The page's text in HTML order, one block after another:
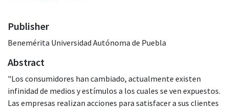
Publisher
Benemérita Universidad Autónoma de Puebla
Abstract
"Los consumidores han cambiado, actualmente existen
infinidad de medios y estímulos a los cuales se ven expuestos.
Las empresas realizan acciones para satisfacer a sus clientes